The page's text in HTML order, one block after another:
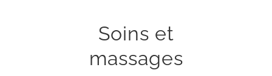
Soins et
massages